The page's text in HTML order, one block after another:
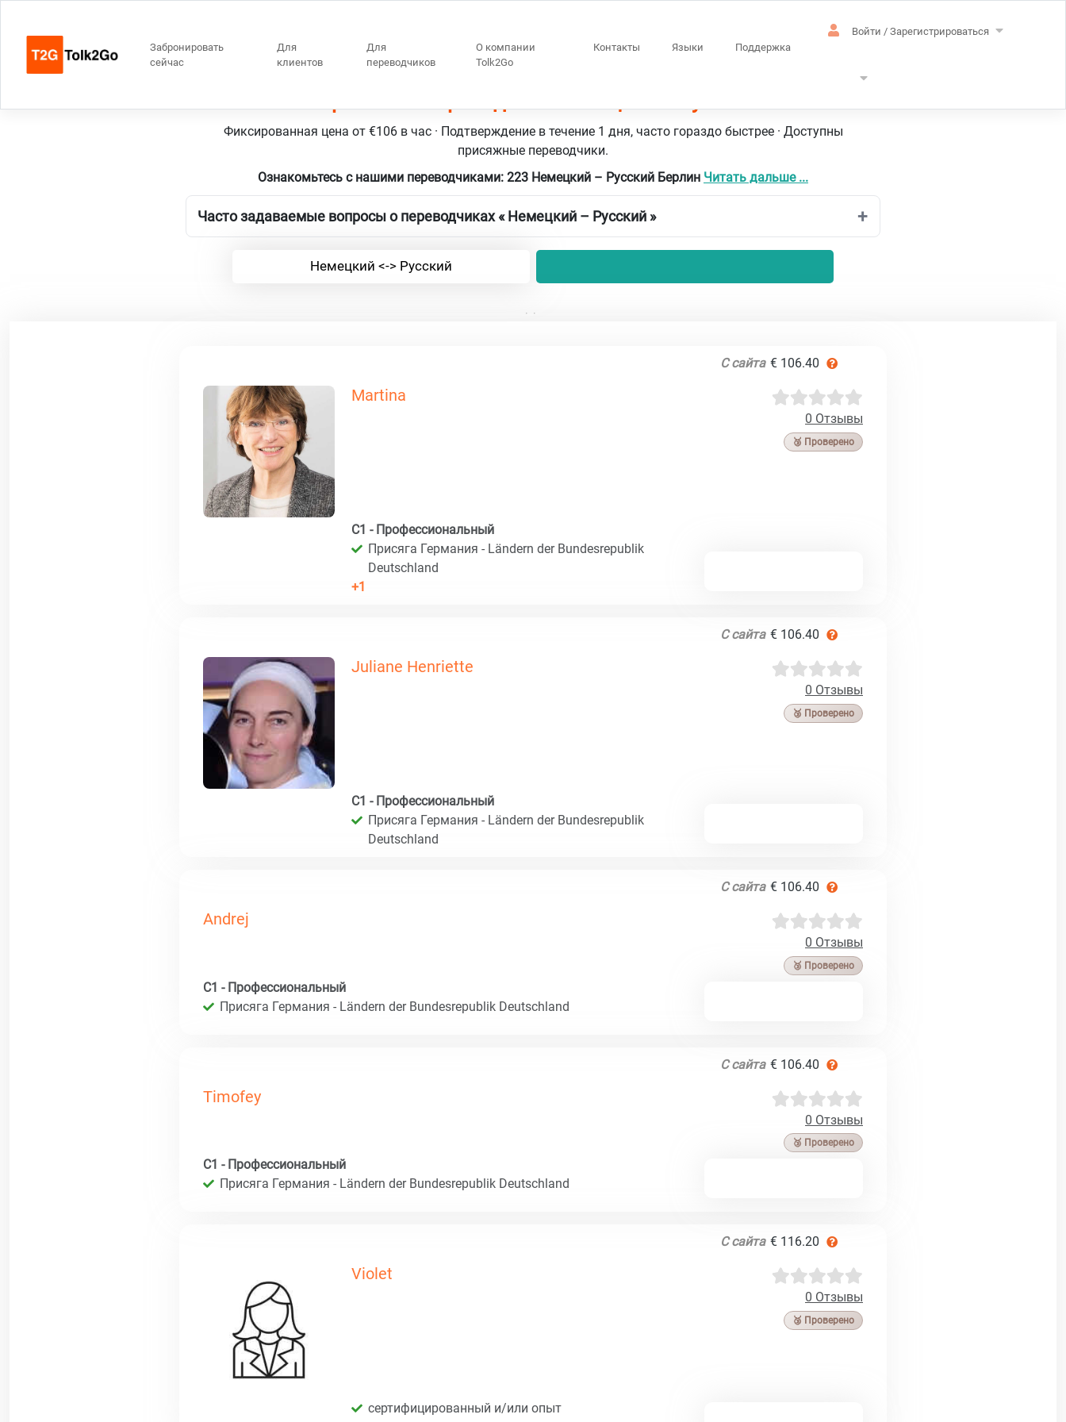
Забронировать
сейчас
Для
клиентов
Для
переводчиков
О компании
Tolk2Go
Контакты Языки Поддержка
Войти / Зарегистрироваться
Фиксированная цена от €106 в час · Подтверждение в течение 1 дня, часто гораздо быстрее · Доступны
присяжные переводчики.
Ознакомьтесь с нашими переводчиками: 223 Немецкий – Русский Берлин Читать дальше ...
Часто задаваемые вопросы о переводчиках « Немецкий – Русский »
Немецкий <-> Русский
С сайта € 106.40
Martina
0 Отзывы
🥉 Проверено
C1 - Профессиональный
Присяга Германия - Ländern der Bundesrepublik
Deutschland
+1
С сайта € 106.40
Juliane Henriette
0 Отзывы
🥉 Проверено
C1 - Профессиональный
Присяга Германия - Ländern der Bundesrepublik
Deutschland
С сайта € 106.40
Andrej
0 Отзывы
🥉 Проверено
C1 - Профессиональный
Присяга Германия - Ländern der Bundesrepublik Deutschland
С сайта € 106.40
Timofey
0 Отзывы
🥉 Проверено
C1 - Профессиональный
Присяга Германия - Ländern der Bundesrepublik Deutschland
С сайта € 116.20
Violet
0 Отзывы
🥉 Проверено
сертифицированный и/или опыт